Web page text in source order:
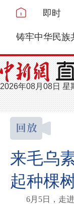
即时
铸牢中华民族
2026年08月08日 星
来毛乌
起种棵
6月5日，走